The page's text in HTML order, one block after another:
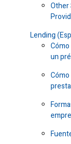
Other
Lending
un